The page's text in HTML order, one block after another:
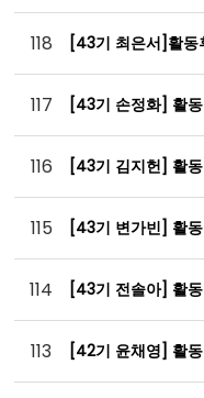
118 [43기 최은서]활
117 [43기 손정화] 활
116 [43기 김지헌] 활
115 [43기 변가빈] 활
114 [43기 전솔아] 활
113 [42기 윤채영] 활